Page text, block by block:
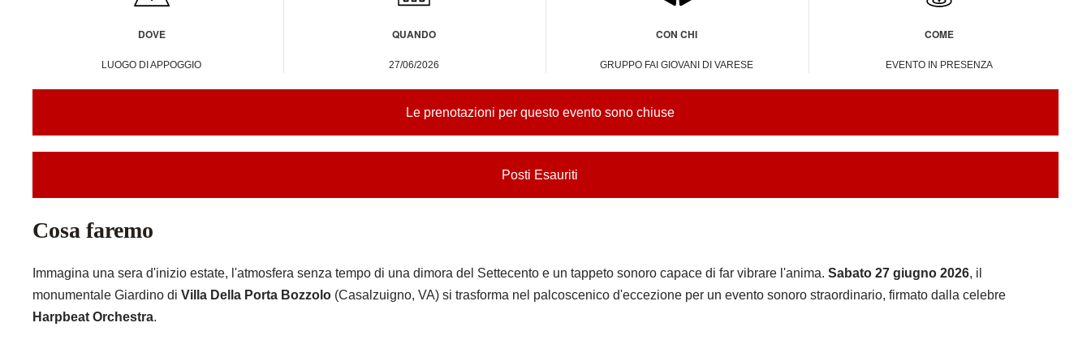
DOVE
LUOGO DI APPOGGIO
QUANDO
27/06/2026
CON CHI
GRUPPO FAI GIOVANI DI VARESE
COME
EVENTO IN PRESENZA
Le prenotazioni per questo evento sono chiuse
Posti Esauriti
Cosa faremo
Immagina una sera d'inizio estate, l'atmosfera senza tempo di una dimora del Settecento e un tappeto sonoro capace di far vibrare l'anima. Sabato 27 giugno 2026, il
monumentale Giardino di Villa Della Porta Bozzolo (Casalzuigno, VA) si trasforma nel palcoscenico d'eccezione per un evento sonoro straordinario, firmato dalla celebre
Harpbeat Orchestra.